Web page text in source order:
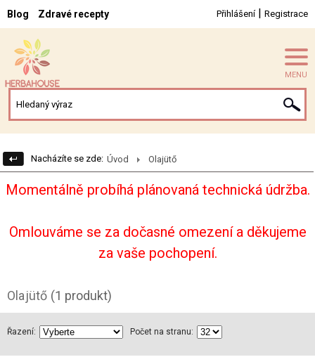
Blog Zdravé recepty Přihlášení| Registrace
MENU
Nacházíte se zde: Úvod Olajütő
Momentálně probíhá plánovaná technická údržba.
Omlouváme se za dočasné omezení a děkujeme
za vaše pochopení.
Olajütő (1 produkt)
Řazení: Počet na stranu: